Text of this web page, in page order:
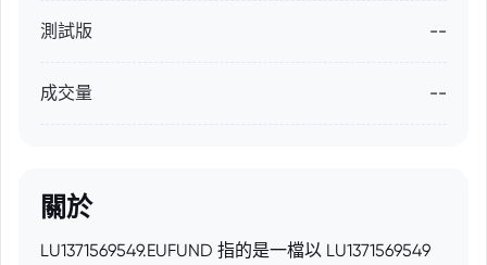
測試版 --
成交量 --
關於
LU1371569549.EUFUND 指的是一檔以 LU1371569549